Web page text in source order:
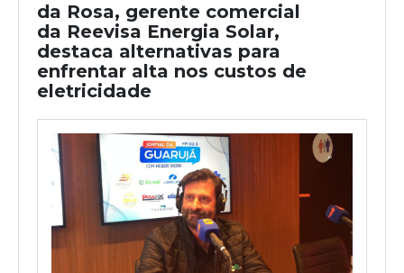
da Rosa, gerente comercial
da Reevisa Energia Solar,
destaca alternativas para
enfrentar alta nos custos de
eletricidade